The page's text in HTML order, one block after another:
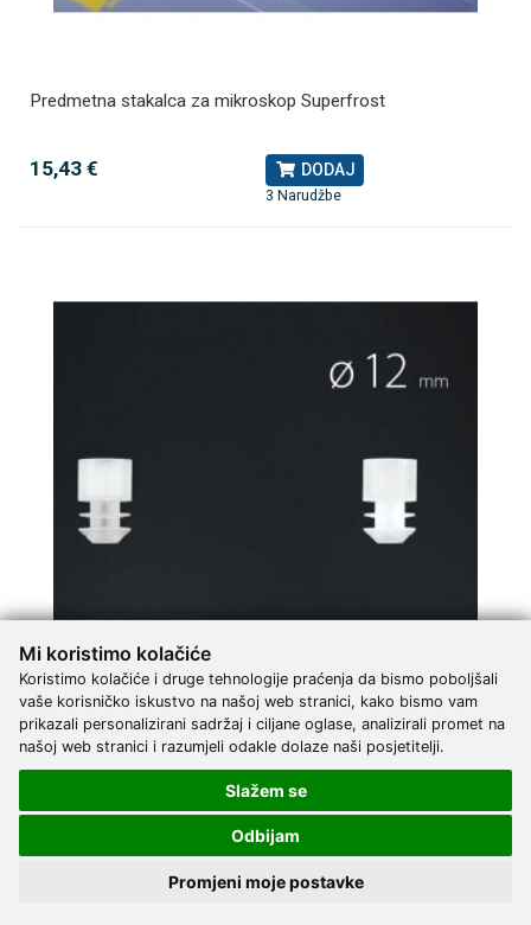
Mi koristimo kolačiće
Koristimo kolačiće i druge tehnologije praćenja da bismo poboljšali
vaše korisničko iskustvo na našoj web stranici, kako bismo vam
prikazali personalizirani sadržaj i ciljane oglase, analizirali promet na
našoj web stranici i razumjeli odakle dolaze naši posjetitelji.
Slažem se
Odbijam
Promjeni moje postavke
Predmetna stakalca za mikroskop Superfrost
15,43 € DODAJ
3 Narudžbe
Promed poklopac s krilcima | za jednokratne epruvete |
polietilen | promjer 12 mm | 1.000 komada
17,13 € DODAJ
3 Narudžbe